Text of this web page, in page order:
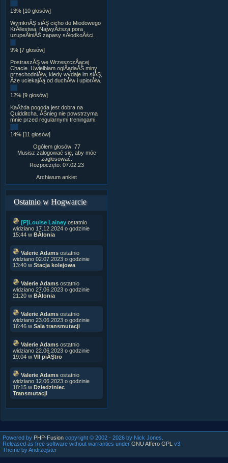
13% [10 głosów]
WymknĂŞ siĂŞ cicho do Miodowego
KrĂłlestwa. NajwyÂższa pora
uzupeÂłniĂŚ zapasy sÂłodkoÂści.
9% [7 głosów]
PostraszĂŞ we WrzeszczÂącej
Chacie. Uwielbiam oglÂądaĂŚ miny
przechodniĂłw, kiedy wydaje im siĂŞ,
Âże uciekajÂą od duchĂłw i upiorĂłw.
12% [9 głosów]
KaÂżda pogoda jest dobra na
Quidditcha. ÂŚnieg nie powstrzyma
mnie przed regularnymi treningami.
14% [11 głosów]
Ogółem głosów: 77
Musisz zalogować się, aby móc
zagłosować.
Rozpoczęto: 07.02.23
Archiwum ankiet
Ostatnio w Hogwarcie
[P]Louise Lainey ostatnio
widziano 17.12.2024 o godzinie
15:44 w BÂłonia
Valerie Adams ostatnio
widziano 02.07.2023 o godzinie
13:40 w Stacja kolejowa
Valerie Adams ostatnio
widziano 27.06.2023 o godzinie
21:20 w BÂłonia
Valerie Adams ostatnio
widziano 23.06.2023 o godzinie
16:46 w Sala transmutacji
Valerie Adams ostatnio
widziano 22.06.2023 o godzinie
19:04 w VII piĂŞtro
Valerie Adams ostatnio
widziano 12.06.2023 o godzinie
18:15 w Dziedziniec
Transmutacji
Powered by PHP-Fusion copyright © 2002 - 2026 by Nick Jones.
Released as free software without warranties under GNU Affero GPL
v3.
Theme by Andrzejster